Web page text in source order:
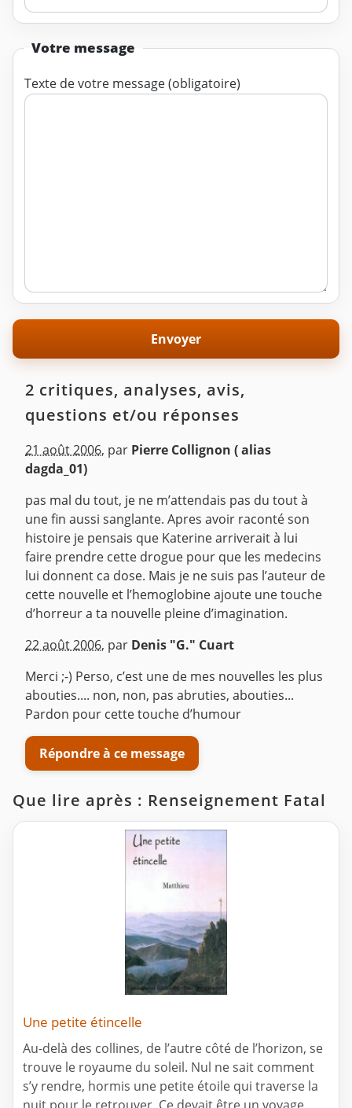
Votre message
Texte de votre message (obligatoire)
2 critiques, analyses, avis,
questions et/ou réponses
21 août 2006, par Pierre Collignon ( alias
dagda_01)
pas mal du tout, je ne m’attendais pas du tout à
une fin aussi sanglante. Apres avoir raconté son
histoire je pensais que Katerine arriverait à lui
faire prendre cette drogue pour que les medecins
lui donnent ca dose. Mais je ne suis pas l’auteur de
cette nouvelle et l’hemoglobine ajoute une touche
d’horreur a ta nouvelle pleine d’imagination.
^
22 août 2006, par Denis "G." Cuart
Merci ;-) Perso, c’est une de mes nouvelles les plus
abouties.... non, non, pas abruties, abouties...
Pardon pour cette touche d’humour
Répondre à ce message
Que lire après : Renseignement Fatal
Une petite étincelle
Au-delà des collines, de l’autre côté de l’horizon, se
trouve le royaume du soleil. Nul ne sait comment
s’y rendre, hormis une petite étoile qui traverse la